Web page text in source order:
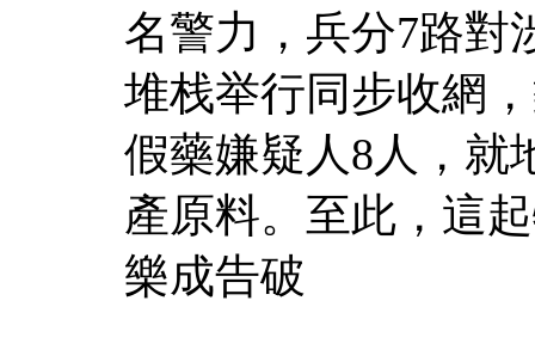
名警力，兵分7路對
堆栈举行同步收網
假藥嫌疑人8人，就
產原料。至此，這
樂成告破